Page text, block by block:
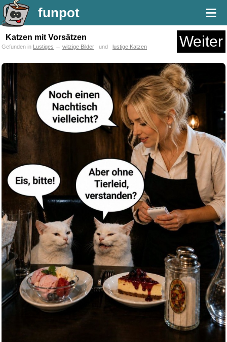
funpot ≡
Katzen mit Vorsätzen Weiter
Gefunden in Lustiges → witzige Bilder und lustige Katzen